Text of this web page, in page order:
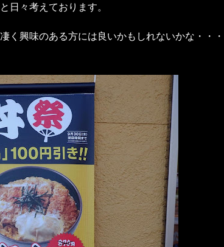
日々考えております。
く興味のある方には良いかもしれないかな・・・